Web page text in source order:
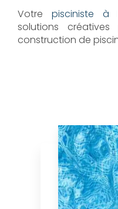
Votre pisciniste à
solutions
construction de